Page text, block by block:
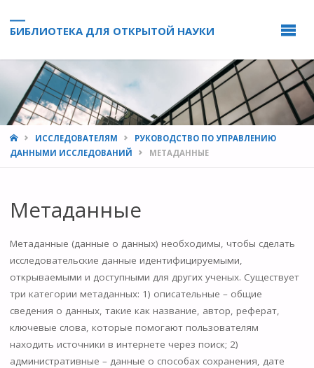
БИБЛИОТЕКА ДЛЯ ОТКРЫТОЙ НАУКИ
HOMEИССЛЕДОВАТЕЛЯМ
РУКОВОДСТВО ПО УПРАВЛЕНИЮ
ДАННЫМИ ИССЛЕДОВАНИЙ
МЕТАДАННЫЕ
Метаданные
Метаданные (данные о данных) необходимы, чтобы сделать
исследовательские данные идентифицируемыми,
открываемыми и доступными для других ученых. Существует
три категории метаданных: 1) описательные – общие
сведения о данных, такие как название, автор, реферат,
ключевые слова, которые помогают пользователям
находить источники в интернете через поиск; 2)
административные – данные о способах сохранения, дате